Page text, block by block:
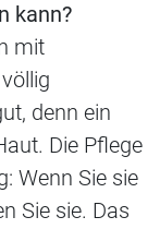
kann?
mit
denn ein
Die Pflege
Wenn Sie sie
Sie sie. Das